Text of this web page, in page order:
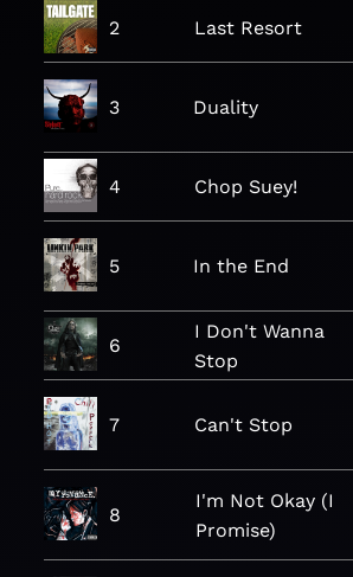
2 Last Resort
3 Duality
4 Chop Suey!
5 In the End
6
I Don't Wanna
Stop
7 Can't Stop
8
I'm Not Okay (I
Promise)